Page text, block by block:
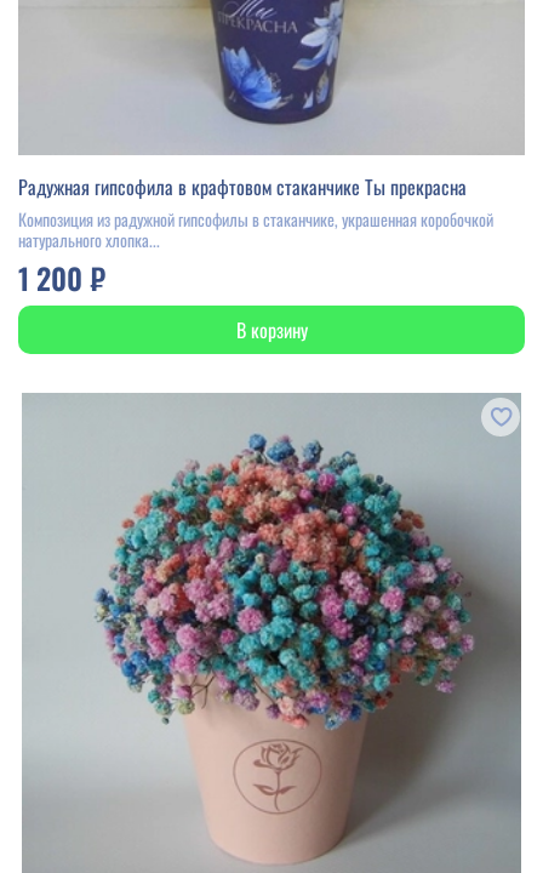
Радужная гипсофила в крафтовом стаканчике Ты прекрасна
Композиция из радужной гипсофилы в стаканчике, украшенная коробочкой
натурального хлопка...
1 200 ₽
В корзину